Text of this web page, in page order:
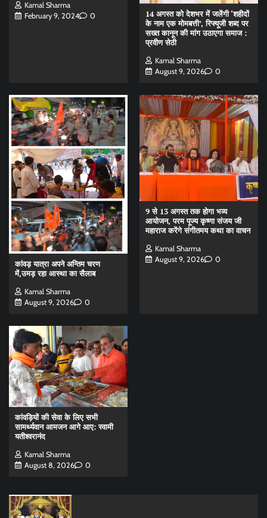
Kamal Sharma
February 9, 2024
0
14 अगस्त को देशभर में जलेंगी ‘शहीदों
के नाम एक मोमबत्ती’, रिफ्यूजी शब्द पर
सख्त कानून की मांग उठाएगा समाज :
प्रवीण सेठी
Kamal Sharma
August 9, 2026
0
कांवड़ यात्रा अपने अन्तिम चरण
में,उमड़ रहा आस्था का सैलाब
Kamal Sharma
August 9, 2026
0
9 से 13 अगस्त तक होगा भव्य
आयोजन, परम पूज्य कृष्णा संजय जी
महाराज करेंगे संगीतमय कथा का वाचन
Kamal Sharma
August 9, 2026
0
कांवड़ियों की सेवा के लिए सभी
सामर्थ्यवान आमजन आगे आए: स्वामी
यतीश्वरानंद
Kamal Sharma
August 8, 2026
0